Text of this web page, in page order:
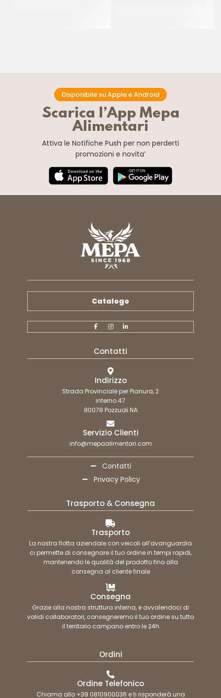
Disponibile su Apple e Android
Scarica l’App Mepa
Alimentari
Attiva le Notifiche Push per non perderti
promozioni e novita’
Catalogo
Contatti
Indirizzo
Strada Provinciale per Pianura, 2
interno 47
80078 Pozzuoli NA
Servizio Clienti
info@mepaalimentari.com
Contatti
Privacy Policy
Trasporto & Consegna
Trasporto
La nostra flotta aziendale con veicoli all’avanguardia
ci permette di consegnare il tuo ordine in tempi rapidi,
mantenendo le qualità del prodotto fino alla
consegna al cliente finale
Consegna
Grazie alla nostra struttura interna, e avvalendoci di
validi collaboratori, consegneremo il tuo ordine su tutto
il territorio campano entro le 24h
Ordini
Ordine Telefonico
Chiama allo +39 0810900036 e ti risponderà una